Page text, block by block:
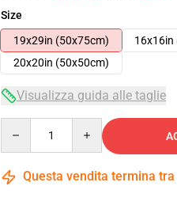
Size
19x29in (50x75cm)
16x16in
20x20in (50x50cm)
Visualizza guida alle taglie
Questa vendita termina tra